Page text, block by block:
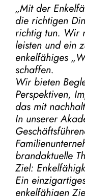
„Mit der
die richtigen
richtig tun. Wir
leisten und ein
enkelfähiges
schaffen.
Wir bieten
Perspektiven,
das mit
In unserer
brandaktuelle
Ziel:
Ein
enkelfähigen